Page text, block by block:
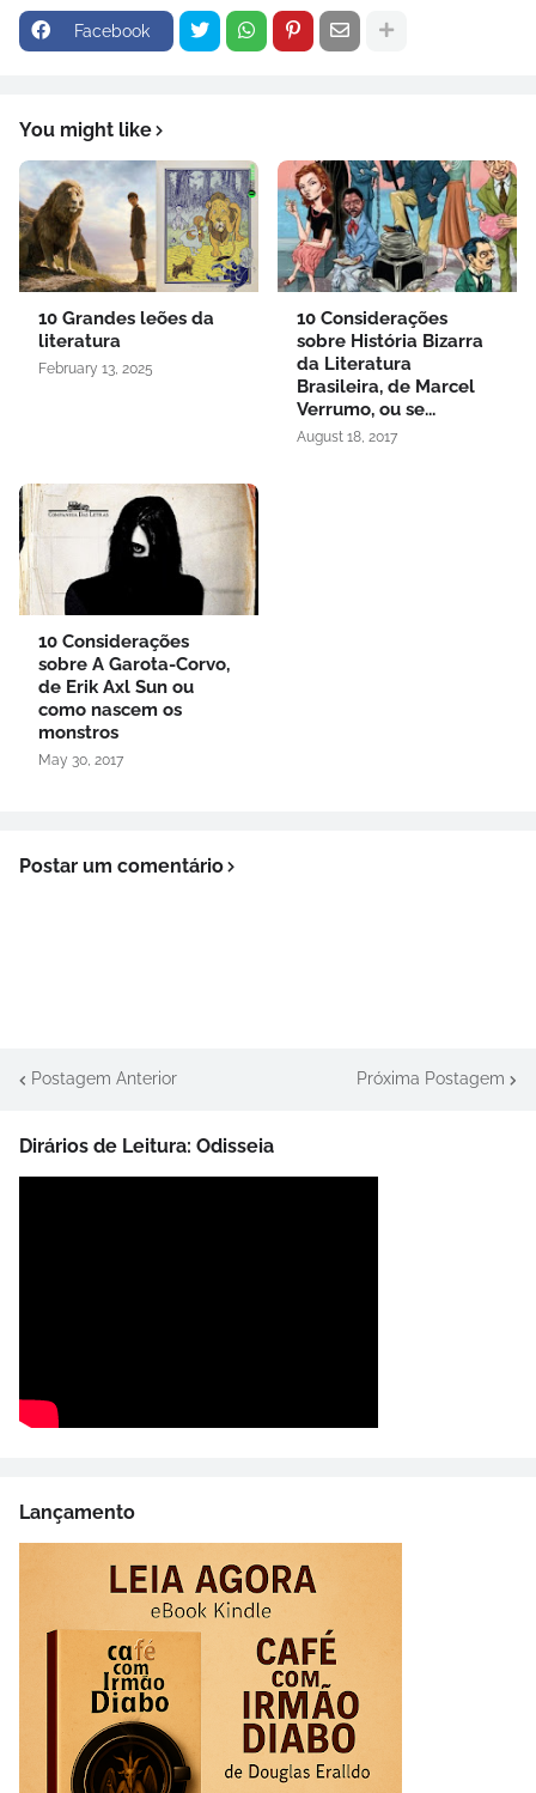
Facebook
You might like
10 Grandes leões da
literatura
February 13, 2025
10 Considerações
sobre História Bizarra
da Literatura
Brasileira, de Marcel
Verrumo, ou se...
August 18, 2017
10 Considerações
sobre A Garota-Corvo,
de Erik Axl Sun ou
como nascem os
monstros
May 30, 2017
Postar um comentário
Postagem Anterior Próxima Postagem
Dirários de Leitura: Odisseia
Lançamento